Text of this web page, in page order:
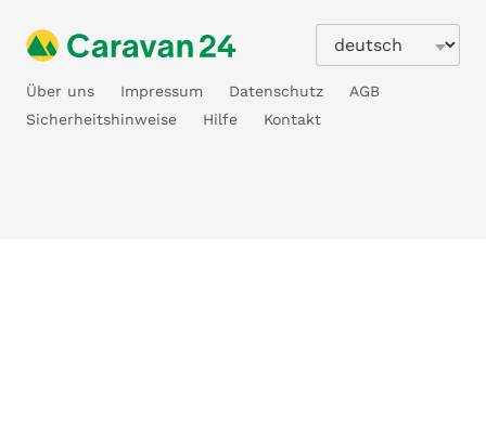
Über uns Impressum Datenschutz
AGB
Sicherheitshinweise
Hilfe Kontakt